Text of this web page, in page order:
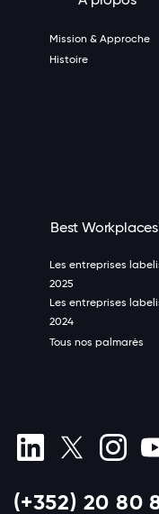
Mission & Approche
Histoire
Best
Les entreprises
2025
Les entreprises
2024
Tous nos palmarès
(+352) 20 80